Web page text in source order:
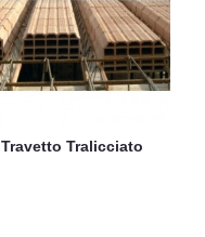
Travetto Tralicciato